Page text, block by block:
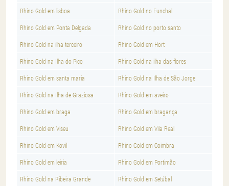
Rhino Gold em lisboa Rhino Gold no Funchal
Rhino Gold em Ponta Delgada Rhino Gold no porto santo
Rhino Gold na ilha terceiro Rhino Gold em Hort
Rhino Gold na Ilha do Pico Rhino Gold na ilha das flores
Rhino Gold em santa maria Rhino Gold na Ilha de São Jorge
Rhino Gold na Ilha de Graziosa Rhino Gold em aveiro
Rhino Gold em braga Rhino Gold em bragança
Rhino Gold em Viseu Rhino Gold em Vila Real
Rhino Gold em Kovil Rhino Gold em Coimbra
Rhino Gold em leiria Rhino Gold em Portimão
Rhino Gold na Ribeira Grande Rhino Gold em Setúbal